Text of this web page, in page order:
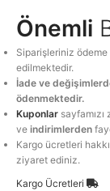
Önemli
Siparişleriniz
edilmektedir.
İade ve
ödenmektedir.
Kuponlar
veindirimlerden
Kargo ücretleri
ziyaret ediniz.
Kargo Ücretleri